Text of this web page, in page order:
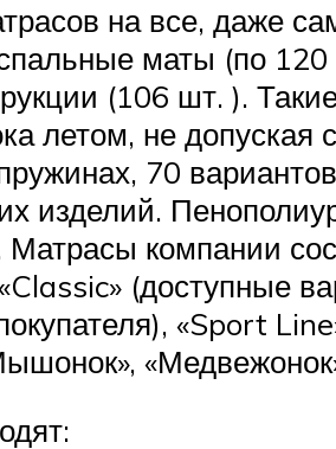
на все, даже
маты (по
(106 шт. ).
летом, не допуская
70
изделий.
компании
(доступные
«Sport